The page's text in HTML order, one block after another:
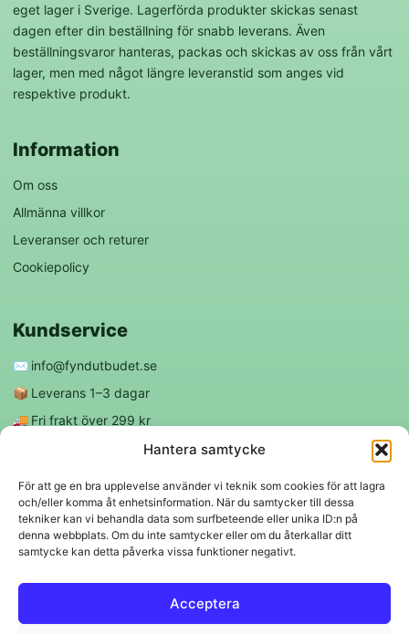
Hantera samtycke
För att ge en bra upplevelse använder vi teknik som cookies för att lagra
och/eller komma åt enhetsinformation. När du samtycker till dessa
tekniker kan vi behandla data som surfbeteende eller unika ID:n på
denna webbplats. Om du inte samtycker eller om du återkallar ditt
samtycke kan detta påverka vissa funktioner negativt.
Acceptera
eget lager i Sverige. Lagerförda produkter skickas senast
dagen efter din beställning för snabb leverans. Även
beställningsvaror hanteras, packas och skickas av oss från vårt
lager, men med något längre leveranstid som anges vid
respektive produkt.
Information
Om oss
Allmänna villkor
Leveranser och returer
Cookiepolicy
Kundservice
✉️ info@fyndutbudet.se
📦 Leverans 1–3 dagar
🚚 Fri frakt över 299 kr
Följ oss
f ◎